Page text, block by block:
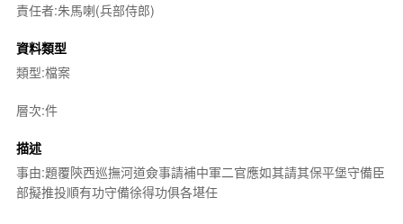
責任者:朱馬喇(兵部侍郎)
資料類型
類型:檔案
層次:件
描述
事由:題覆陝西巡撫河道僉事請補中軍二官應如其請其保平堡守備臣
部擬推投順有功守備徐得功俱各堪任